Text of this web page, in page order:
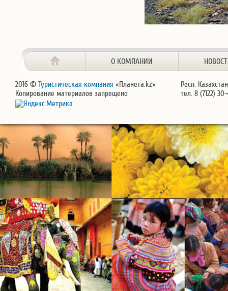
О КОМПАНИИ
2016 © Туристическая компания «Планета.kz»
Копирование материалов запрещено
Респ.
тел. 8 (7122)